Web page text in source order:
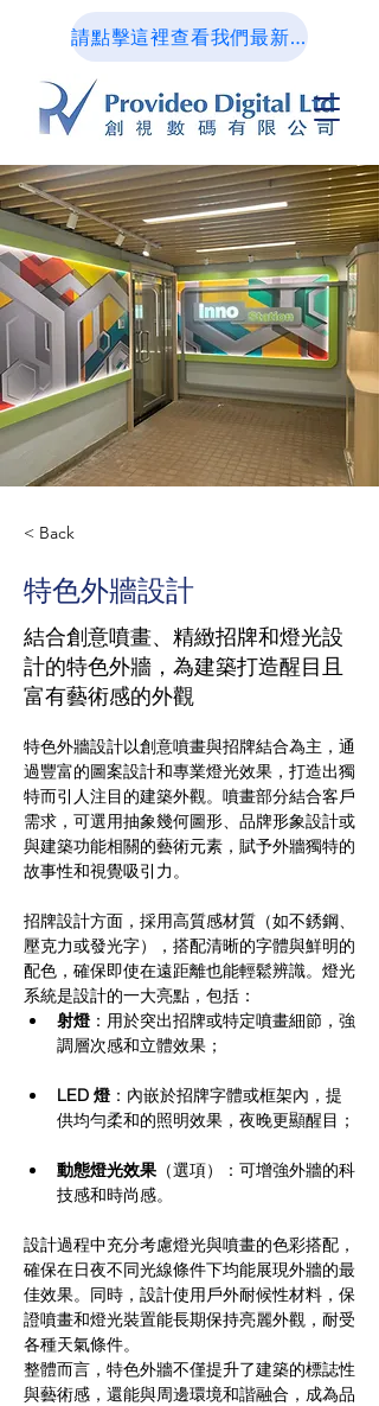
請點擊這裡查看我們最新的設計作品集
< Back
特色外牆設計
結合創意噴畫、精緻招牌和燈光設
計的特色外牆，為建築打造醒目且
富有藝術感的外觀
特色外牆設計以創意噴畫與招牌結合為主，通
過豐富的圖案設計和專業燈光效果，打造出獨
特而引人注目的建築外觀。噴畫部分結合客戶
需求，可選用抽象幾何圖形、品牌形象設計或
與建築功能相關的藝術元素，賦予外牆獨特的
故事性和視覺吸引力。
招牌設計方面，採用高質感材質（如不銹鋼、
壓克力或發光字），搭配清晰的字體與鮮明的
配色，確保即使在遠距離也能輕鬆辨識。燈光
系統是設計的一大亮點，包括：
射燈：用於突出招牌或特定噴畫細節，強
調層次感和立體效果；
LED 燈：內嵌於招牌字體或框架內，提
供均勻柔和的照明效果，夜晚更顯醒目；
動態燈光效果 （選項）：可增強外牆的科
技感和時尚感。
設計過程中充分考慮燈光與噴畫的色彩搭配，
確保在日夜不同光線條件下均能展現外牆的最
佳效果。同時，設計使用戶外耐候性材料，保
證噴畫和燈光裝置能長期保持亮麗外觀，耐受
各種天氣條件。
整體而言，特色外牆不僅提升了建築的標誌性
與藝術感，還能與周邊環境和諧融合，成為品